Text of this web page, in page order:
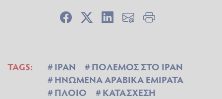
TAGS: ΙΡΑΝ
ΠΟΛΕΜΟΣ ΣΤΟ ΙΡΑΝ
ΗΝΩΜΕΝΑ ΑΡΑΒΙΚΑ ΕΜΙΡΑΤΑ
ΠΛΟΙΟ
ΚΑΤΑΣΧΕΣΗ